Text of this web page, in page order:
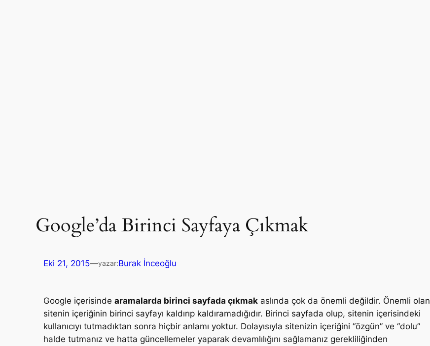
Google’da Birinci Sayfaya Çıkmak
Eki 21, 2015—yazar:Burak İnceoğlu
Google içerisinde aramalarda birinci sayfada çıkmak aslında çok da önemli değildir. Önemli olan
sitenin içeriğinin birinci sayfayı kaldırıp kaldıramadığıdır. Birinci sayfada olup, sitenin içerisindeki
kullanıcıyı tutmadıktan sonra hiçbir anlamı yoktur. Dolayısıyla sitenizin içeriğini “özgün” ve “dolu”
halde tutmanız ve hatta güncellemeler yaparak devamlılığını sağlamanız gerekliliğinden